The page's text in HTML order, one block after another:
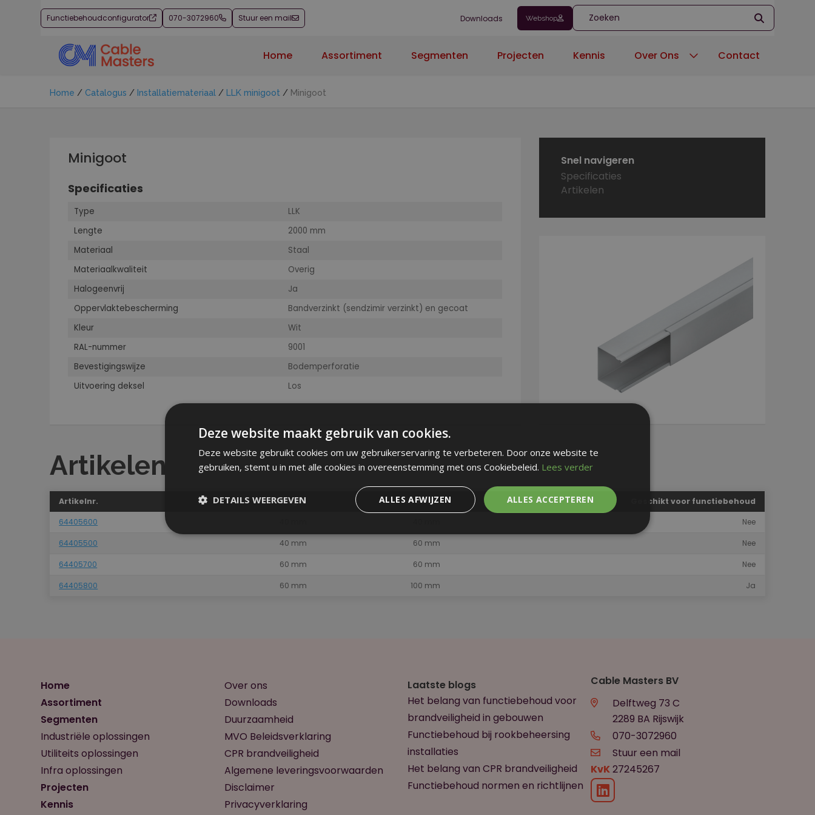
Functiebehoudconfigurator 070-3072960 Stuur een mail Downloads Webshop
Home Assortiment Segmenten Projecten Kennis Over Ons Contact
Home / Catalogus / Installatiemateriaal / LLK minigoot / Minigoot
Minigoot
Specificaties
Type
LLK
Lengte
2000 mm
Materiaal
Staal
Materiaalkwaliteit
Overig
Halogeenvrij
Ja
Oppervlaktebescherming
Bandverzinkt (sendzimir verzinkt) en gecoat
Kleur
Wit
RAL-nummer
9001
Bevestigingswijze
Bodemperforatie
Uitvoering deksel
Los
Snel navigeren
Specificaties
Artikelen
Artikelen
Artikelnr. Hoogte Breedte
Geschikt voor functiebehoud
64405600
Nee
64405500 40 mm 60 mm Nee
64405700 60 mm 60 mm Nee
64405800 60 mm 100 mm Ja
Home
Assortiment
Segmenten
Industriële oplossingen
Utiliteits oplossingen
Infra oplossingen
Projecten
Kennis
Over ons
Downloads
Duurzaamheid
MVO Beleidsverklaring
CPR brandveiligheid
Algemene leveringsvoorwaarden
Disclaimer
Privacyverklaring
Laatste blogs
Het belang van functiebehoud voor
brandveiligheid in gebouwen
Functiebehoud bij rookbeheersing
installaties
Het belang van CPR brandveiligheid
Functiebehoud normen en richtlijnen
Cable Masters BV
Delftweg 73 C
2289 BA Rijswijk
070-3072960
Stuur een mail
KvK27245267
Deze website maakt gebruik van cookies.
Deze website gebruikt cookies om uw gebruikerservaring te verbeteren. Door onze website te
gebruiken, stemt u in met alle cookies in overeenstemming met ons Cookiebeleid. Lees verder
ALLES ACCEPTEREN
ALLES AFWIJZEN
DETAILS WEERGEVEN